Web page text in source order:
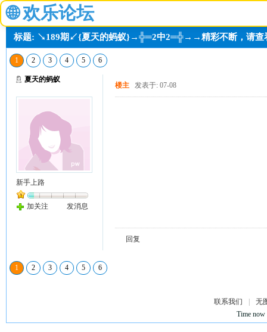
🌐 欢乐论坛
标题: ↘189期↙{夏天的蚂蚁}→╬═2中2═╬→→精彩不断，请查
1 2 3 4 5 6
夏天的蚂蚁
新手上路
加关注 发消息
楼主 发表于: 07-08
回复
1 2 3 4 5 6
联系我们
无
Time now